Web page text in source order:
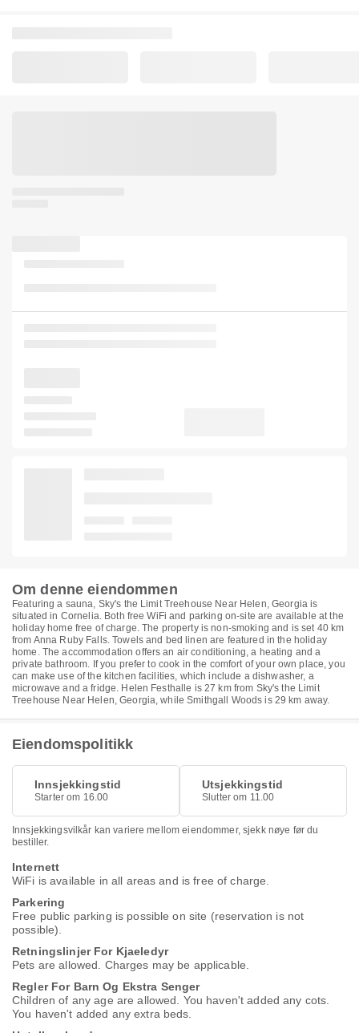
Om denne eiendommen
Featuring a sauna, Sky's the Limit Treehouse Near Helen, Georgia is
situated in Cornelia. Both free WiFi and parking on-site are available at the
holiday home free of charge. The property is non-smoking and is set 40 km
from Anna Ruby Falls. Towels and bed linen are featured in the holiday
home. The accommodation offers an air conditioning, a heating and a
private bathroom. If you prefer to cook in the comfort of your own place, you
can make use of the kitchen facilities, which include a dishwasher, a
microwave and a fridge. Helen Festhalle is 27 km from Sky's the Limit
Treehouse Near Helen, Georgia, while Smithgall Woods is 29 km away.
Eiendomspolitikk
Innsjekkingstid
Starter om 16.00
Utsjekkingstid
Slutter om 11.00
Innsjekkingsvilkår kan variere mellom eiendommer, sjekk nøye før du
bestiller.
Internett
WiFi is available in all areas and is free of charge.
Parkering
Free public parking is possible on site (reservation is not
possible).
Retningslinjer For Kjaeledyr
Pets are allowed. Charges may be applicable.
Regler For Barn Og Ekstra Senger
Children of any age are allowed. You haven't added any cots.
You haven't added any extra beds.